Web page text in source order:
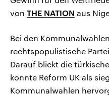
von THE NATION aus
Bei den
rechtspopulistische
Darauf blickt die
konnte Reform UK als
Kommunalwahlen